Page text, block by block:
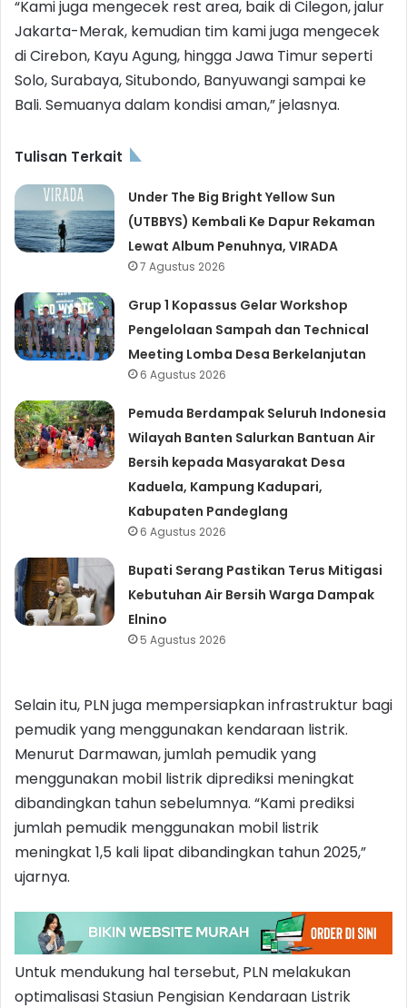
“Kami juga mengecek rest area, baik di Cilegon, jalur
Jakarta-Merak, kemudian tim kami juga mengecek
di Cirebon, Kayu Agung, hingga Jawa Timur seperti
Solo, Surabaya, Situbondo, Banyuwangi sampai ke
Bali. Semuanya dalam kondisi aman,” jelasnya.
Tulisan Terkait
Under The Big Bright Yellow Sun
(UTBBYS) Kembali Ke Dapur Rekaman
Lewat Album Penuhnya, VIRADA
7 Agustus 2026
Grup 1 Kopassus Gelar Workshop
Pengelolaan Sampah dan Technical
Meeting Lomba Desa Berkelanjutan
6 Agustus 2026
Pemuda Berdampak Seluruh Indonesia
Wilayah Banten Salurkan Bantuan Air
Bersih kepada Masyarakat Desa
Kaduela, Kampung Kadupari,
Kabupaten Pandeglang
6 Agustus 2026
Bupati Serang Pastikan Terus Mitigasi
Kebutuhan Air Bersih Warga Dampak
Elnino
5 Agustus 2026
Selain itu, PLN juga mempersiapkan infrastruktur bagi
pemudik yang menggunakan kendaraan listrik.
Menurut Darmawan, jumlah pemudik yang
menggunakan mobil listrik diprediksi meningkat
dibandingkan tahun sebelumnya. “Kami prediksi
jumlah pemudik menggunakan mobil listrik
meningkat 1,5 kali lipat dibandingkan tahun 2025,”
ujarnya.
Untuk mendukung hal tersebut, PLN melakukan
optimalisasi Stasiun Pengisian Kendaraan Listrik